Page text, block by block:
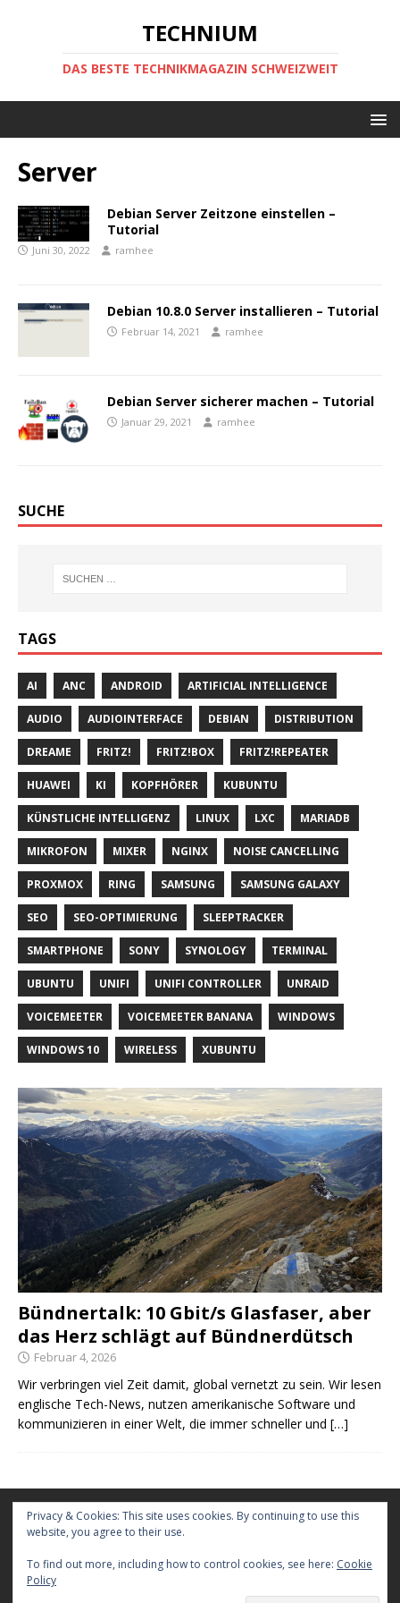
TECHNIUM
DAS BESTE TECHNIKMAGAZIN SCHWEIZWEIT
Server
Debian Server Zeitzone einstellen –
Tutorial
Juni 30, 2022 ramhee
Debian 10.8.0 Server installieren – Tutorial
Februar 14, 2021 ramhee
Debian Server sicherer machen – Tutorial
Januar 29, 2021 ramhee
SUCHE
TAGS
AI ANC ANDROID ARTIFICIAL INTELLIGENCE
AUDIO AUDIOINTERFACE DEBIAN DISTRIBUTION
DREAME FRITZ! FRITZ!BOX FRITZ!REPEATER
HUAWEI KI KOPFHÖRER KUBUNTU
KÜNSTLICHE INTELLIGENZ LINUX LXC MARIADB
MIKROFON MIXER NGINX NOISE CANCELLING
PROXMOX RING SAMSUNG SAMSUNG GALAXY
SEO SEO-OPTIMIERUNG SLEEPTRACKER
SMARTPHONE SONY SYNOLOGY TERMINAL
UBUNTU UNIFI UNIFI CONTROLLER UNRAID
VOICEMEETER VOICEMEETER BANANA WINDOWS
WINDOWS 10 WIRELESS XUBUNTU
Bündnertalk: 10 Gbit/s Glasfaser, aber
das Herz schlägt auf Bündnerdütsch
Februar 4, 2026
Wir verbringen viel Zeit damit, global vernetzt zu sein. Wir lesen
englische Tech-News, nutzen amerikanische Software und
kommunizieren in einer Welt, die immer schneller und […]
Kontakt
Gastbeitrag
Privacy & Cookies: This site uses cookies. By continuing to use this
website, you agree to their use.
To find out more, including how to control cookies, see here: Cookie
Policy